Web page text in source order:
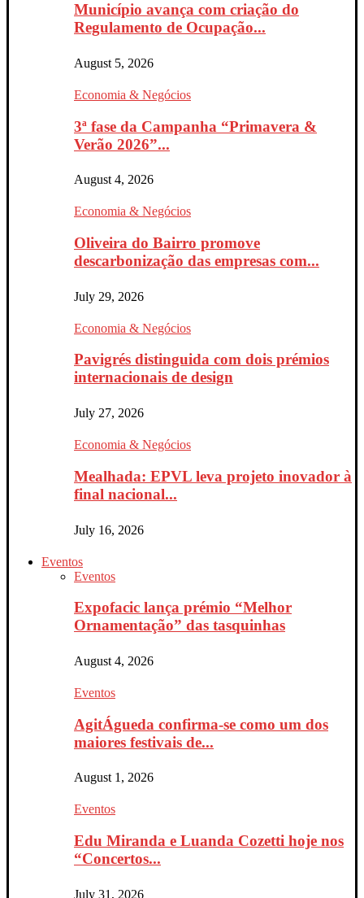
Município avança com criação do
Regulamento de Ocupação...
August 5, 2026
Economia & Negócios
3ª fase da Campanha “Primavera &
Verão 2026”...
August 4, 2026
Economia & Negócios
Oliveira do Bairro promove
descarbonização das empresas com...
July 29, 2026
Economia & Negócios
Pavigrés distinguida com dois prémios
internacionais de design
July 27, 2026
Economia & Negócios
Mealhada: EPVL leva projeto inovador à
final nacional...
July 16, 2026
Eventos
Eventos
Expofacic lança prémio “Melhor
Ornamentação” das tasquinhas
August 4, 2026
Eventos
AgitÁgueda confirma-se como um dos
maiores festivais de...
August 1, 2026
Eventos
Edu Miranda e Luanda Cozetti hoje nos
“Concertos...
July 31, 2026